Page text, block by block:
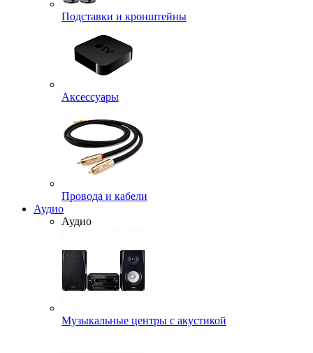
Подставки и кронштейны
Аксессуары
Провода и кабели
Аудио
Аудио
Музыкальные центры с акустикой